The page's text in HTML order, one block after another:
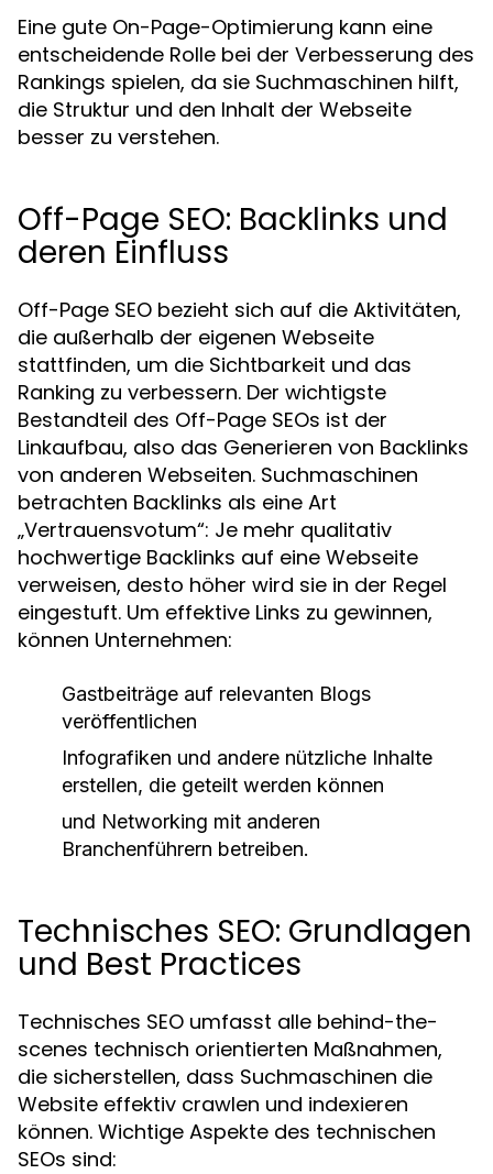
Eine gute On-Page-Optimierung kann eine
entscheidende Rolle bei der Verbesserung des
Rankings spielen, da sie Suchmaschinen hilft,
die Struktur und den Inhalt der Webseite
besser zu verstehen.
Off-Page SEO: Backlinks und
deren Einfluss
Off-Page SEO bezieht sich auf die Aktivitäten,
die außerhalb der eigenen Webseite
stattfinden, um die Sichtbarkeit und das
Ranking zu verbessern. Der wichtigste
Bestandteil des Off-Page SEOs ist der
Linkaufbau, also das Generieren von Backlinks
von anderen Webseiten. Suchmaschinen
betrachten Backlinks als eine Art
„Vertrauensvotum“: Je mehr qualitativ
hochwertige Backlinks auf eine Webseite
verweisen, desto höher wird sie in der Regel
eingestuft. Um effektive Links zu gewinnen,
können Unternehmen:
Gastbeiträge auf relevanten Blogs
veröffentlichen
Infografiken und andere nützliche Inhalte
erstellen, die geteilt werden können
und Networking mit anderen
Branchenführern betreiben.
Technisches SEO: Grundlagen
und Best Practices
Technisches SEO umfasst alle behind-the-
scenes technisch orientierten Maßnahmen,
die sicherstellen, dass Suchmaschinen die
Website effektiv crawlen und indexieren
können. Wichtige Aspekte des technischen
SEOs sind: